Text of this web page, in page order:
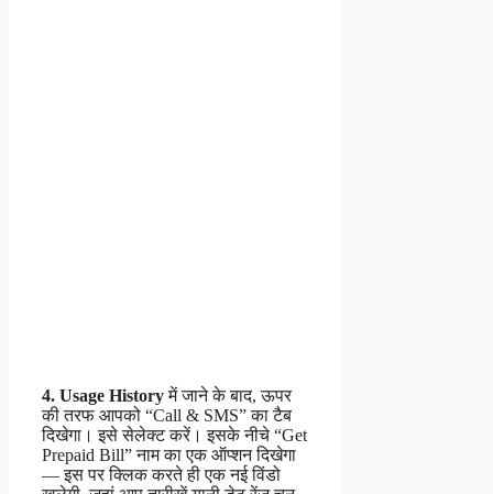
4. Usage Historyमें जाने के बाद, ऊपर
की तरफ आपको “Call & SMS” का टैब
दिखेगा। इसे सेलेक्ट करें। इसके नीचे “Get
Prepaid Bill” नाम का एक ऑप्शन दिखेगा
— इस पर क्लिक करते ही एक नई विंडो